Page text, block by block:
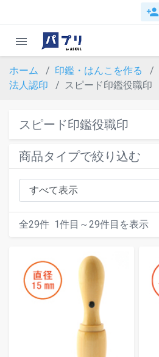
person_add
menu
ホーム 印鑑・はんこを作る
法人認印
スピード印鑑役職印
スピード印鑑役職印
商品タイプで絞り込む
全29件 1件目～29件目を表示